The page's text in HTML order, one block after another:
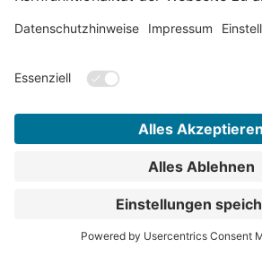
Radsport Greiner GmbH
Blumenstr. 18
88161 Lindenberg
Tel.: 083815344